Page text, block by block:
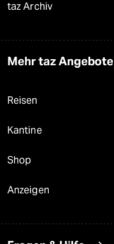
taz Archiv
Mehr taz Angebote
Reisen
Kantine
Shop
Anzeigen